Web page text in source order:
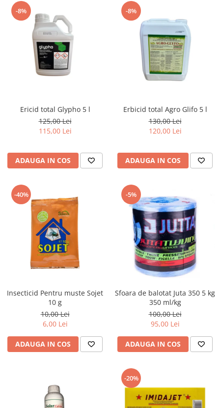
-8%
Ericid total Glypho 5 l
125,00 Lei
115,00 Lei
ADAUGA IN COS
-8%
Erbicid total Agro Glifo 5 l
130,00 Lei
120,00 Lei
ADAUGA IN COS
-40%
Insecticid Pentru muste Sojet
10 g
10,00 Lei
6,00 Lei
ADAUGA IN COS
-5%
Sfoara de balotat Juta 350 5 kg
350 ml/kg
100,00 Lei
95,00 Lei
ADAUGA IN COS
-20%